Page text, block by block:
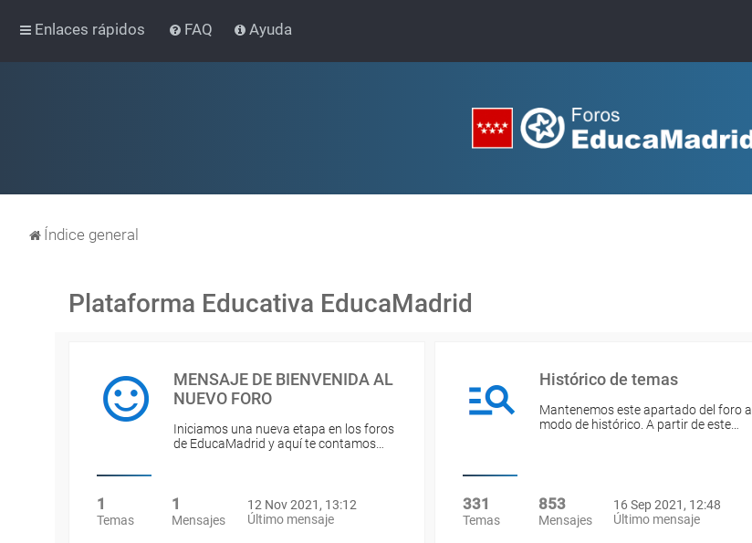
Enlaces rápidos FAQ Ayuda
Índice general
Plataforma Educativa EducaMadrid
MENSAJE DE BIENVENIDA AL
NUEVO FORO
Iniciamos una nueva etapa en los foros
de EducaMadrid y aquí te contamos…
1
Temas
1
Mensajes
12 Nov 2021, 13:12
Último mensaje
Histórico de temas
Mantenemos este apartado del foro a
modo de histórico. A partir de este…
331
Temas
853
Mensajes
16 Sep 2021, 12:48
Último mensaje